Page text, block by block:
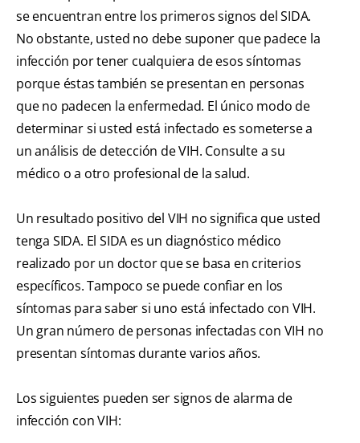
se encuentran entre los primeros signos del SIDA.
No obstante, usted no debe suponer que padece la
infección por tener cualquiera de esos síntomas
porque éstas también se presentan en personas
que no padecen la enfermedad. El único modo de
determinar si usted está infectado es someterse a
un análisis de detección de VIH. Consulte a su
médico o a otro profesional de la salud.
Un resultado positivo del VIH no significa que usted
tenga SIDA. El SIDA es un diagnóstico médico
realizado por un doctor que se basa en criterios
específicos. Tampoco se puede confiar en los
síntomas para saber si uno está infectado con VIH.
Un gran número de personas infectadas con VIH no
presentan síntomas durante varios años.
Los siguientes pueden ser signos de alarma de
infección con VIH: